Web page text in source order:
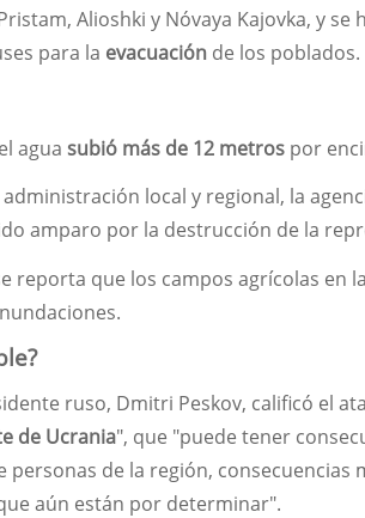
Alioshki y Nóvaya Kajovka, y
para la evacuación de los poblados.
agua subió más de 12 metros por
local y regional, la
amparo por la destrucción de la
reporta que los campos agrícolas en
ruso, Dmitri Peskov, calificó el
de Ucrania", que "puede tener
personas de la región, consecuencias
aún están por determinar".